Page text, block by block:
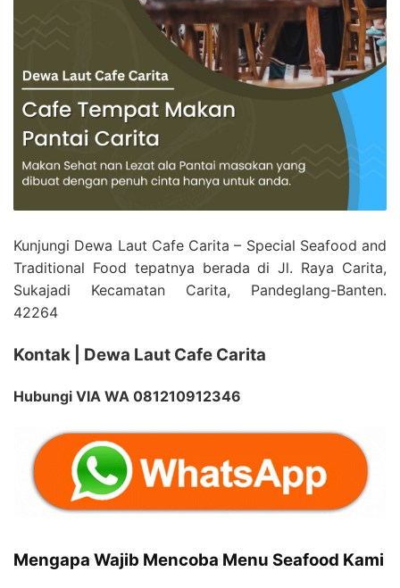
Kunjungi Dewa Laut Cafe Carita – Special Seafood and
Traditional Food tepatnya berada di Jl. Raya Carita,
Sukajadi Kecamatan Carita, Pandeglang-Banten.
42264
Kontak | Dewa Laut Cafe Carita
Hubungi VIA WA 081210912346
Mengapa Wajib Mencoba Menu Seafood Kami